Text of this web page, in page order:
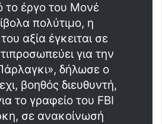
το έργο του Μονέ
πολύτιμο, η
αξία έγκειται σε
για την
δήλωσε ο
βοηθός διευθυντή,
το γραφείο του FBI
σε ανακοίνωσή